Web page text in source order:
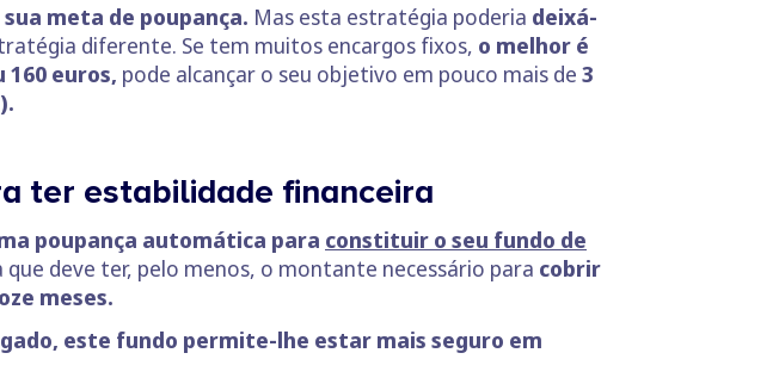
meta de poupança. Mas esta estratégia poderia deixá-
diferente. Se tem muitos encargos fixos, o melhor é
160 euros, pode alcançar o seu objetivo em pouco mais de 3
ter estabilidade financeira
poupança automática para constituir o seu fundo de
deve ter, pelo menos, o montante necessário para cobrir
meses.
este fundo permite-lhe estar mais seguro em